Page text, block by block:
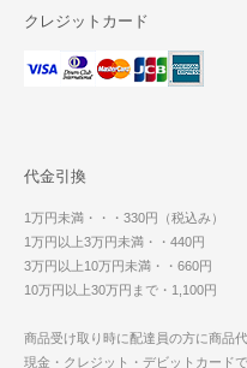
クレジットカード
代金引換
1万円未満・・・330円（税込み）
1万円以上3万円未満・・440円
3万円以上10万円未満・・660円
10万円以上30万円まで・1,100円
商品受け取り時に配達員の方に商品
現金・クレジット・デビットカード